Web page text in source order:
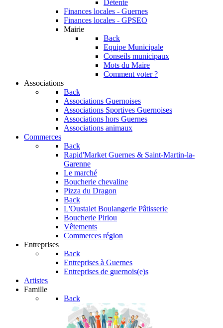
Détente
Finances locales - Guernes
Finances locales - GPSEO
Mairie
Back
Equipe Municipale
Conseils municipaux
Mots du Maire
Comment voter ?
Associations
Back
Associations Guernoises
Associations Sportives Guernoises
Associations hors Guernes
Associations animaux
Commerces
Back
Rapid'Market Guernes & Saint-Martin-la-
Garenne
Le marché
Boucherie chevaline
Pizza du Dragon
Back
L'Oustalet Boulangerie Pâtisserie
Boucherie Piriou
Vêtements
Commerces région
Entreprises
Back
Entreprises à Guernes
Entreprises de guernois(e)s
Artistes
Famille
Back